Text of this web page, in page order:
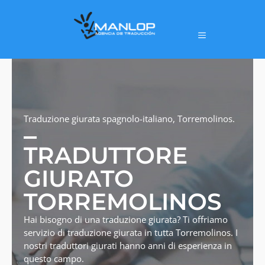
Traduzione giurata spagnolo-italiano, Torremolinos.
TRADUTTORE
GIURATO
TORREMOLINOS
Hai bisogno di una traduzione giurata? Ti offriamo
servizio di traduzione giurata in tutta Torremolinos. I
nostri traduttori giurati hanno anni di esperienza in
questo campo.